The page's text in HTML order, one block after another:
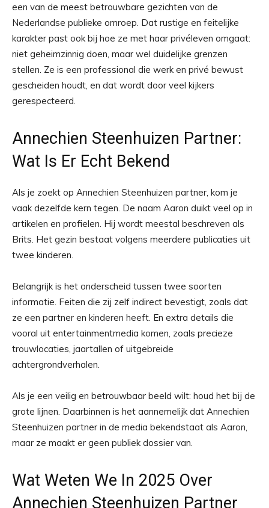
een van de meest betrouwbare gezichten van de
Nederlandse publieke omroep. Dat rustige en feitelijke
karakter past ook bij hoe ze met haar privéleven omgaat:
niet geheimzinnig doen, maar wel duidelijke grenzen
stellen. Ze is een professional die werk en privé bewust
gescheiden houdt, en dat wordt door veel kijkers
gerespecteerd.
Annechien Steenhuizen Partner:
Wat Is Er Echt Bekend
Als je zoekt op Annechien Steenhuizen partner, kom je
vaak dezelfde kern tegen. De naam Aaron duikt veel op in
artikelen en profielen. Hij wordt meestal beschreven als
Brits. Het gezin bestaat volgens meerdere publicaties uit
twee kinderen.
Belangrijk is het onderscheid tussen twee soorten
informatie. Feiten die zij zelf indirect bevestigt, zoals dat
ze een partner en kinderen heeft. En extra details die
vooral uit entertainmentmedia komen, zoals precieze
trouwlocaties, jaartallen of uitgebreide
achtergrondverhalen.
Als je een veilig en betrouwbaar beeld wilt: houd het bij de
grote lijnen. Daarbinnen is het aannemelijk dat Annechien
Steenhuizen partner in de media bekendstaat als Aaron,
maar ze maakt er geen publiek dossier van.
Wat Weten We In 2025 Over
Annechien Steenhuizen Partner